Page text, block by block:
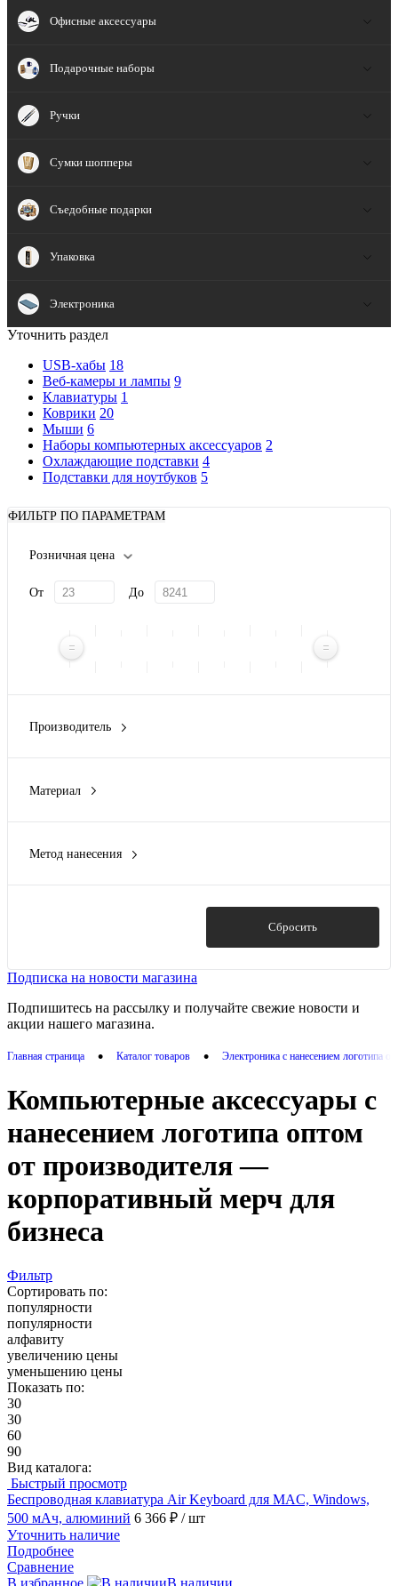
Офисные аксессуары
Подарочные наборы
Ручки
Сумки шопперы
Съедобные подарки
Упаковка
Электроника
Уточнить раздел
USB-хабы 18
Веб-камеры и лампы 9
Клавиатуры 1
Коврики 20
Мыши 6
Наборы компьютерных аксессуаров 2
Охлаждающие подставки 4
Подставки для ноутбуков 5
ФИЛЬТР ПО ПАРАМЕТРАМ
Розничная цена
От До
Производитель
Deppa
(7)
Материал
RPET, резина (1)
(1)
Метод нанесения
Гравировка (CO2 лазер)(10)
Сбросить
Подписка на новости магазина
Подпишитесь на рассылку и получайте свежие новости и
акции нашего магазина.
Главная страница • Каталог товаров • Электроника с нанесением логотипа
Компьютерные аксессуары с
нанесением логотипа оптом
от производителя —
корпоративный мерч для
бизнеса
Фильтр
Сортировать по:
популярности
популярности
алфавиту
увеличению цены
уменьшению цены
Показать по:
30
30
60
90
Вид каталога:
Быстрый просмотр
Беспроводная клавиатура Air Keyboard для MAC, Windows,
500 мАч, алюминий 6 366 ₽ / шт
Уточнить наличие
Подробнее
Сравнение
В избранное
В наличии